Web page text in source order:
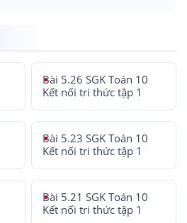
Bài 5.26 SGK Toán 10
Kết nối tri thức tập 1
Bài 5.23 SGK Toán 10
Kết nối tri thức tập 1
Bài 5.21 SGK Toán 10
Kết nối tri thức tập 1